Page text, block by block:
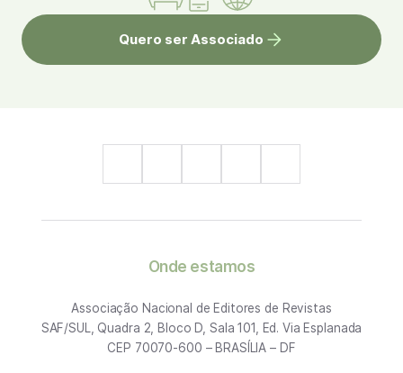
Quero ser Associado
Onde estamos
Associação Nacional de Editores de Revistas
SAF/SUL, Quadra 2, Bloco D, Sala 101, Ed. Via Esplanada
CEP 70070-600 – BRASÍLIA – DF